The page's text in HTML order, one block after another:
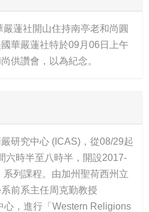
蓮社開山住持南亭老和尚圓
華嚴蓮社特於09月06日上午
供讚會，以為紀念。
研究中心 (ICAS)，從08/29起
六時半至八時半，開設2017-
列課程。由加州聖荷西州立
前系主任周克勤教授
心，進行「Western Religions